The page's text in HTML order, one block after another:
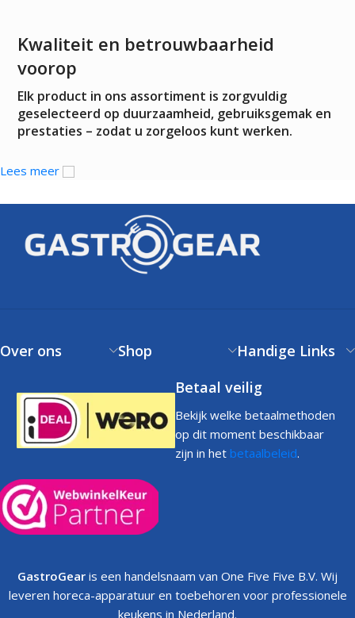
Kwaliteit en betrouwbaarheid
voorop
Elk product in ons assortiment is zorgvuldig
geselecteerd op duurzaamheid, gebruiksgemak en
prestaties – zodat u zorgeloos kunt werken.
Lees meer
Over ons Shop
Handige Links
Betaal veilig
Bekijk welke betaalmethoden
op dit moment beschikbaar
zijn in het betaalbeleid.
GastroGear is een handelsnaam van One Five Five B.V. Wij
leveren horeca-apparatuur en toebehoren voor professionele
keukens in Nederland.